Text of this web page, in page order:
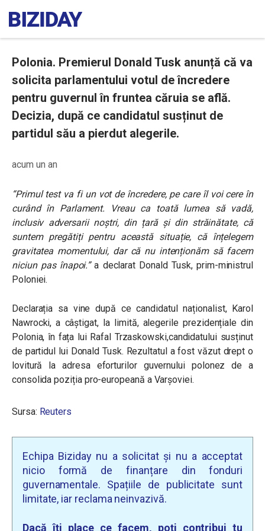
Polonia. Premierul Donald Tusk anunță că va
solicita parlamentului votul de încredere
pentru guvernul în fruntea căruia se află.
Decizia, după ce candidatul susținut de
partidul său a pierdut alegerile.
acum un an
“Primul test va fi un vot de încredere, pe care îl voi cere în
curând în Parlament. Vreau ca toată lumea să vadă,
inclusiv adversarii noștri, din țară și din străinătate, că
suntem pregătiți pentru această situație, că înțelegem
gravitatea momentului, dar că nu intenționăm să facem
niciun pas înapoi.”a declarat Donald Tusk, prim-ministrul
Poloniei.
Declarația sa vine după ce candidatul naționalist, Karol
Nawrocki, a câștigat, la limită, alegerile prezidențiale din
Polonia, în fața lui Rafal Trzaskowski,candidatului susținut
de partidul lui Donald Tusk. Rezultatul a fost văzut drept o
lovitură la adresa eforturilor guvernului polonez de a
consolida poziția pro-europeană a Varșoviei.
Sursa: Reuters
Echipa Biziday nu a solicitat și nu a acceptat
nicio formă de finanțare din fonduri
guvernamentale. Spațiile de publicitate sunt
limitate, iar reclama neinvazivă.
Dacă îți place ce facem, poți contribui tu